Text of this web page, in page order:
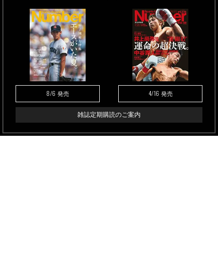
8/6 発売 4/16 発売
雑誌定期購読のご案内